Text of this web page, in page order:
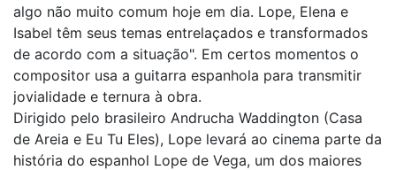
algo não muito comum hoje em dia. Lope, Elena e
Isabel têm seus temas entrelaçados e transformados
de acordo com a situação". Em certos momentos o
compositor usa a guitarra espanhola para transmitir
jovialidade e ternura à obra.
Dirigido pelo brasileiro Andrucha Waddington (Casa
de Areia e Eu Tu Eles), Lope levará ao cinema parte da
história do espanhol Lope de Vega, um dos maiores